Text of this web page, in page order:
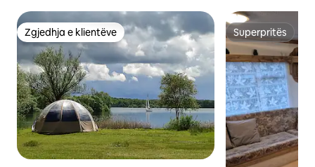
Zgjedhja e klientëve
Zgjedhja e klientëve Superpritës
Superpritës